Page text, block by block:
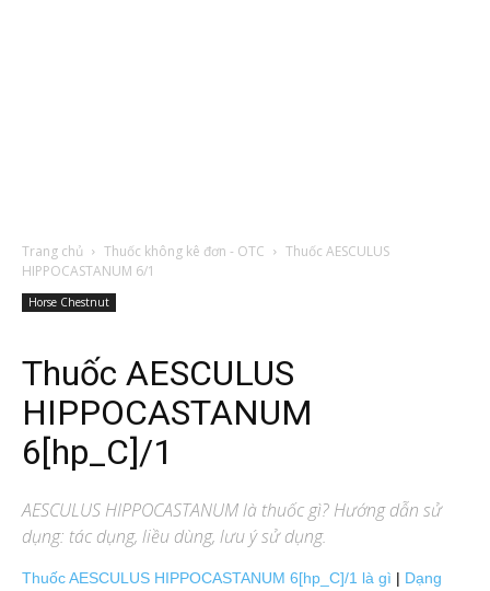
Trang chủ Thuốc không kê đơn - OTC
Thuốc AESCULUS
HIPPOCASTANUM 6/1
Horse Chestnut
Thuốc AESCULUS
HIPPOCASTANUM
6[hp_C]/1
AESCULUS HIPPOCASTANUMlà thuốc gì? Hướng dẫn sử
dụng: tác dụng, liều dùng, lưu ý sử dụng.
Thuốc AESCULUS HIPPOCASTANUM 6[hp_C]/1 là gì | Dạng